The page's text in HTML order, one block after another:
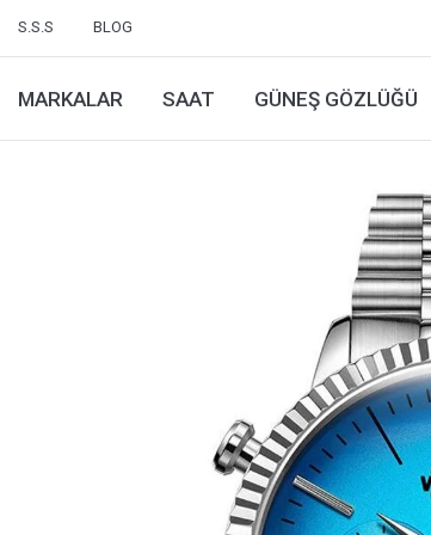
S.S.S BLOG
MARKALAR SAAT GÜNEŞ GÖZLÜĞÜ